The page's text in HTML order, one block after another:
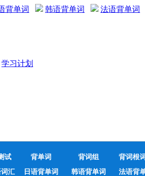
背单词 韩语背单词 法语背单词
学习计划
试 背单词 背词组 背词根
汇 日语背单词 韩语背单词 法语背